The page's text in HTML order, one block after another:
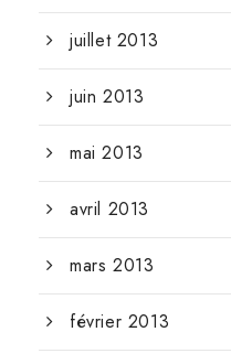
juillet 2013
juin 2013
mai 2013
avril 2013
mars 2013
février 2013